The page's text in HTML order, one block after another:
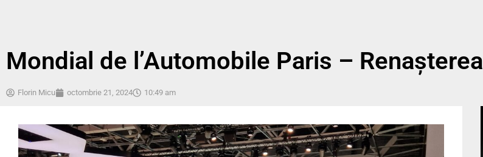
Mondial de l’Automobile Paris – Renașterea
Florin Micu octombrie 21, 2024 10:49 am